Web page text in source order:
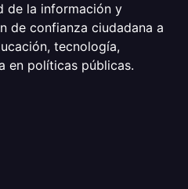
de la información y
de confianza ciudadana a
tecnología,
en políticas públicas.